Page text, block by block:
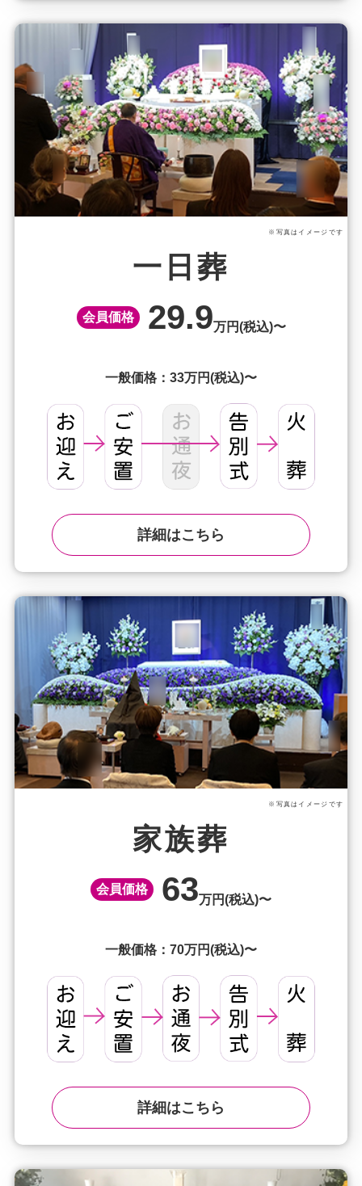
※写真はイメージです
一日葬
会員価格 29.9万円(税込)〜
一般価格：33万円(税込)〜
詳細はこちら
※写真はイメージです
家族葬
会員価格 63万円(税込)〜
一般価格：70万円(税込)〜
詳細はこちら